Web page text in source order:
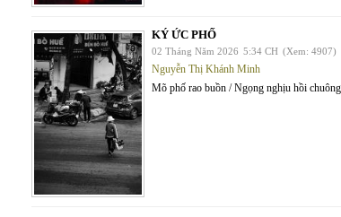
KÝ ỨC PHỐ
02 Tháng Năm 2026 5:34 CH (Xem: 4907)
Nguyễn Thị Khánh Minh
Mõ phố rao buồn / Ngọng nghịu hồi